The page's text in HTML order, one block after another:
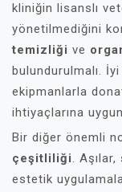
kliniğin lisanslı
yönetilmediğini
temizliği ve
bulundurulmalı.
ekipmanlarla
ihtiyaçlarına
Bir diğer önemli
çeşitliliği.
estetik